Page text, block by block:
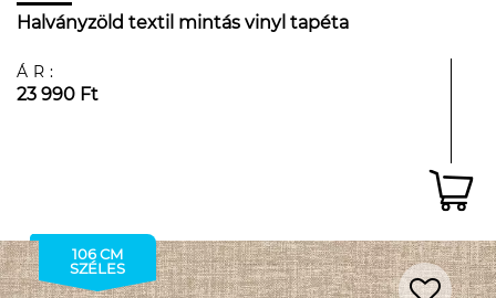
Halványzöld textil mintás vinyl tapéta
ÁR:
23 990 Ft
106 CM
SZÉLES